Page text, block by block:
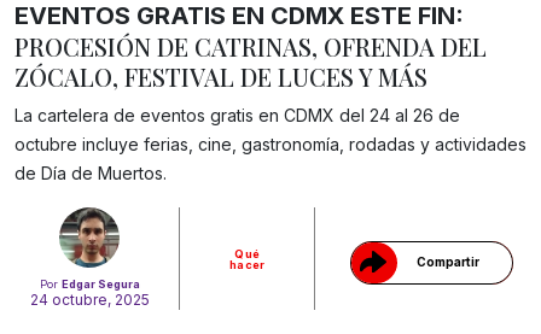
Por Edgar Segura
24 octubre, 2025
Qué
hacer
Compartir
Gracias!
EVENTOS GRATIS EN CDMX ESTE FIN:
PROCESIÓN DE CATRINAS, OFRENDA DEL
ZÓCALO, FESTIVAL DE LUCES Y MÁS
La cartelera de eventos gratis en CDMX del 24 al 26 de
octubre incluye ferias, cine, gastronomía, rodadas y actividades
de Día de Muertos.